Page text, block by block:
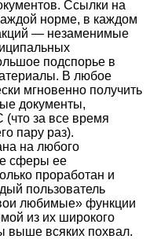
Ссылки на
норме, в каждом
— незаменимые
подспорье в
В любое
мгновенно получить
документы,
за все время
пару раз).
на любого
сферы ее
проработан и
пользователь
любимые» функции
из их широкого
выше всяких похвал.